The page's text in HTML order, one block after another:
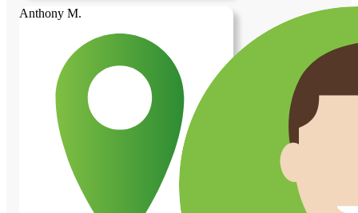
Anthony M.